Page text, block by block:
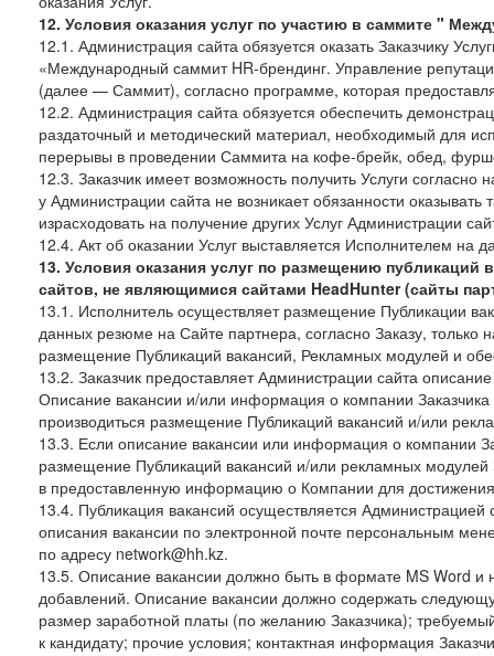
12. Условия оказания услуг по участию в саммите "
12.1. Администрация сайта обязуется оказать Заказчику
«Международный саммит HR-брендинг. Управление
(далее — Саммит), согласно программе, которая
12.2. Администрация сайта обязуется обеспечить
раздаточный и методический материал, необходимый для
перерывы в проведении Саммита на кофе-брейк, обед,
12.3. Заказчик имеет возможность получить Услуги
у Администрации сайта не возникает обязанности
израсходовать на получение других Услуг Администрации
12.4. Акт об оказании Услуг выставляется Исполнителем на
13. Условия оказания услуг по размещению
сайтов, не являющимися сайтами HeadHunter (сайты
13.1. Исполнитель осуществляет размещение Публикации
данных резюме на Сайте партнера, согласно Заказу, только
размещение Публикаций вакансий, Рекламных модулей и
13.2. Заказчик предоставляет Администрации сайта
Описание вакансии и/или информация о компании Заказчика
производиться размещение Публикаций вакансий и/или
13.3. Если описание вакансии или информация о компании
размещение Публикаций вакансий и/или рекламных модулей
в предоставленную информацию о Компании для достижения
13.4. Публикация вакансий осуществляется
описания вакансии по электронной почте персональным
по адресу network@hh.kz.
13.5. Описание вакансии должно быть в формате MS Word и
добавлений. Описание вакансии должно содержать
размер заработной платы (по желанию Заказчика);
к кандидату; прочие условия; контактная информация